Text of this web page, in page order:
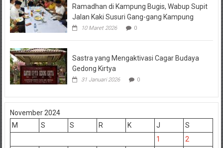
Ramadhan di Kampung Bugis, Wabup Supit
Jalan Kaki Susuri Gang-gang Kampung
10 Maret 2026 0
Sastra yang Mengaktivasi Cagar Budaya
Gedong Kirtya
31 Januari 2026 0
November 2024
M
S S R K J
S
1
2